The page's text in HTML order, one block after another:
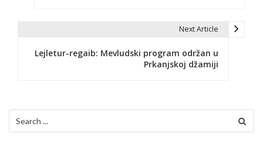
i
j
Next Article
Lejletur-regaib: Mevludski program održan u
Prkanjskoj džamiji
for: